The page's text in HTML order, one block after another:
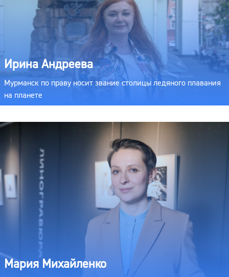
Ирина Андреева
Мурманск по праву носит звание столицы ледяного плавания
на планете
Мария Михайленко